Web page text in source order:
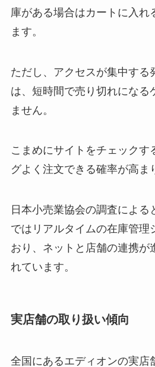
庫がある場合はカートに入れ
ます。
ただし、アクセスが集中する
は、短時間で売り切れになる
ません。
こまめにサイトをチェックす
グよく注文できる確率が高ま
日本小売業協会の調査による
ではリアルタイムの在庫管理
おり、ネットと店舗の連携が
れています。
実店舗の取り扱い傾向
全国にあるエディオンの実店